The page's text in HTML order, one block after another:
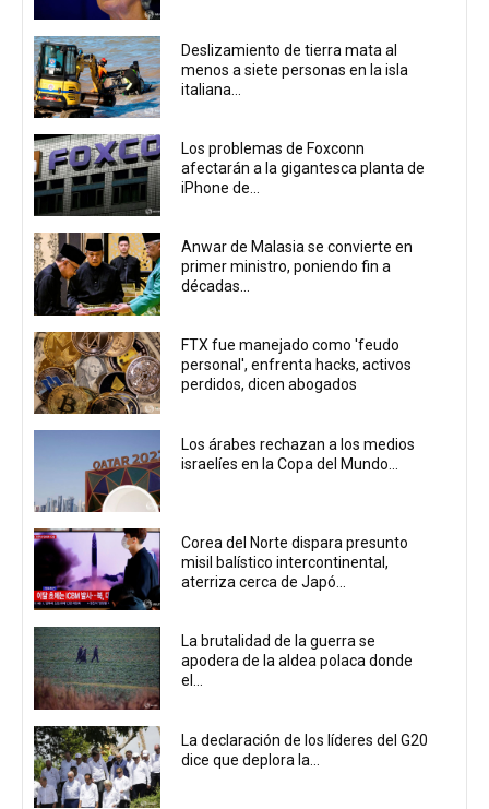
Deslizamiento de tierra mata al
menos a siete personas en la isla
italiana...
Los problemas de Foxconn
afectarán a la gigantesca planta de
iPhone de...
Anwar de Malasia se convierte en
primer ministro, poniendo fin a
décadas...
FTX fue manejado como 'feudo
personal', enfrenta hacks, activos
perdidos, dicen abogados
Los árabes rechazan a los medios
israelíes en la Copa del Mundo...
Corea del Norte dispara presunto
misil balístico intercontinental,
aterriza cerca de Japó...
La brutalidad de la guerra se
apodera de la aldea polaca donde
el...
La declaración de los líderes del G20
dice que deplora la...